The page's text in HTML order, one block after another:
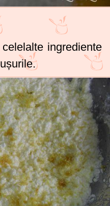
ingrediente